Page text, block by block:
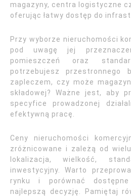
magazyny, centra logistyczne
oferując łatwy dostęp do
Przy wyborze nieruchomości
pod uwagę jej
pomieszczeń oraz
potrzebujesz przestronnego
zapleczem, czy może
składowej? Ważne jest, aby
specyfice prowadzonej
efektywną pracę.
Ceny nieruchomości
zróżnicowane i zależą od
lokalizacja, wielkość,
inwestycyjny. Warto
rynku i porównać
najlepszą decyzję. Pamiętaj